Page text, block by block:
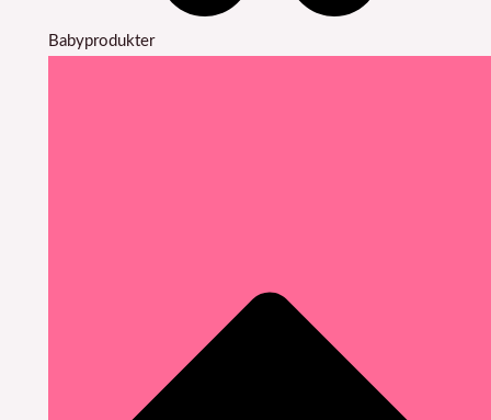
Babyprodukter